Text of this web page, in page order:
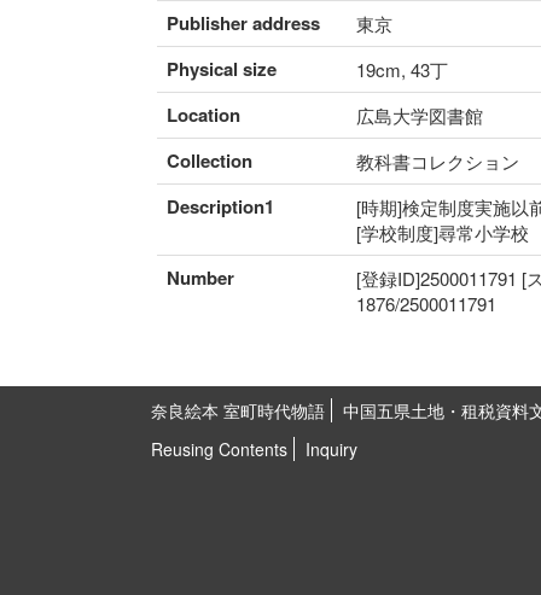
Publisher address 東京
Physical size 19cm, 43丁
Location 広島大学図書館
Collection 教科書コレクション
Description1
[時期]検定制度実施以
[学校制度]尋常小学校
Number
[登録ID]2500011791 [
1876/2500011791
奈良絵本 室町時代物語
中国五県土地・租税資料
Reusing Contents
Inquiry